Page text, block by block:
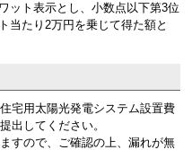
ット表示とし、小数点以下第3位
当たり2万円を乗じて得た額と
宅用太陽光発電システム設置費
出してください。
すので、ご確認の上、漏れが無